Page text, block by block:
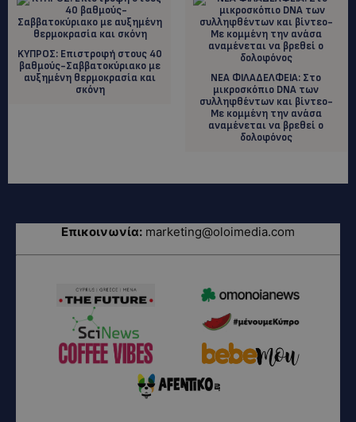
KYΠΡΟΣ: Επιστροφή στους 40
βαθμούς-Σαββατοκύριακο με
αυξημένη θερμοκρασία και
σκόνη
ΝΕΑ ΦΙΛΑΔΕΛΦΕΙΑ: Στο
μικροσκόπιο DNA των
συλληφθέντων και βίντεο-
Με κομμένη την ανάσα
αναμένεται να βρεθεί ο
δολοφόνος
Επικοινωνία: marketing@oloimedia.com